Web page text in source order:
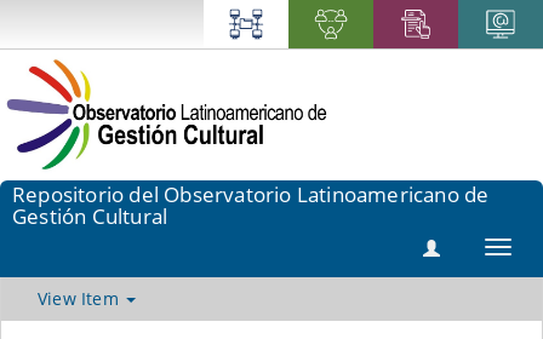
Repositorio del Observatorio Latinoamericano de
Gestión Cultural
View Item